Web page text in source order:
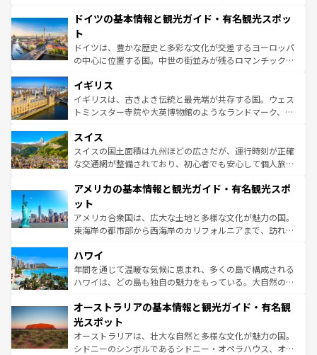
せる。地方によって風土や気候が異なるスペインはその個
ンテンツ一覧 を参照してほしい。
で、幅広い魅力が詰まっている。華麗な宮殿、歴史的な大
聖堂、美しいビーチ、そして豊かな自然が、訪れる者を心
から魅了する。また、フランスは美食の国としても知ら
れ、フランス料理はユネスコ無形文化遺産にも登録されて
香り高いラベンダー畑など、多彩な楽しみ方が可能だ。さ
らに、パリ以外の地域にも魅力が溢れており、どの街角に
も豊かな歴史と文化が息づいている。パリ以外の個性あふ
を参照してほしい。
ドイツの基本情報と観光ガイド・有名観光スポッ
ト
ドイツは、豊かな歴史と多彩な文化が交差するヨーロッパ
の中心に位置する国。中世の街並みが残るロマンチック街
顔を持つこの国は、どこを歩いても飽きることがない。ベ
ルリンの文化的活気、バイエルン州のアルプスの絶景、そ
してライン川沿いのワイン畑といった風景は必見。ビール
は、お酒好きな人にはぜひ体験してほしい。 なお、新着の
ドイツ情報はコンテンツ一覧を参照してほしい。
イギリス
イギリスは、古きよき伝統と最先端が共存する国。ウェス
トミンスター寺院や大英博物館のようなランドマーク、歴
リアごとに異なる魅力がある。また、優雅なアフタヌーン
ティー、ビール好きにはたまらない英国パブ、サッカー観
戦など、本場だからこそできる体験も豊富。イギリスを旅
ンツ一覧を参照してほしい。
スイス
スイスの国土面積は九州ほどの広さだが、運行時刻が正確
な交通網が整備されており、初心者でも安心して個人旅行
の建物がそのまま残る町や、スイスならではのユニークな
博物館もあり、アルプス観光だけでなく町歩きも満喫する
ことができる。国民の所得が高いため物価も高いが、旅行
者向けの交通パス提供のサービスもあり、うまく活用すれ
着のスイス情報は
アメリカの基本情報と観光ガイド・有名観光スポ
ット
アメリカ合衆国は、広大な土地と多様な文化が魅力の国。
東海岸の都市部から西海岸のカリフォルニアまで、訪れる
のような巨大都市は、観光、ショッピング、エンターテイ
ンメントが詰まった刺激的なスポットだ。一方、アメリカ
西部には大自然が広がり、グランドキャニオンやイエロー
部のニューオーリンズでは、音楽と美食が融合した独特の
文化が魅力。旅行者はアメリカの各地域で異なる魅力を楽
しみながら、その多様性と豊かな歴史を感じることができ
るだろう。車でのロードトリップや列車の旅も、アメリカ
ハワイ
年間を通じて温暖な気候に恵まれ、多くの島で構成される
ハワイは、どの島も独自の魅力をもっている。大自然の神
ワイ島は見逃せない。また、定番の観光地といえばオアフ
島だが、静かな自然を求めるならマウイ島やカウアイ島が
おすすめ。エメラルドグリーンに輝く海をはじめ、豊かな
文化や歴史が息づいている。「アロハスピリット」と呼ば
オーストラリアの基本情報と観光ガイド・有名観
光スポット
オーストラリアは、壮大な自然と多様な文化が魅力の国。
シドニーのシンボルであるシドニー・オペラハウス、オー